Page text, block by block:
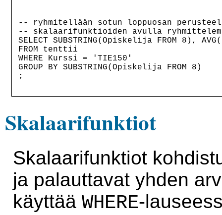
-- ryhmitellään sotun loppuosan
-- skalaarifunktioiden avulla
SELECT SUBSTRING(Opiskelija FROM 8),
FROM tenttii
WHERE Kurssi = 'TIE150'
GROUP BY SUBSTRING(Opiskelija FROM 8)
;
Skalaarifunktiot
Skalaarifunktiot
ja palauttavat yhden
käyttää WHERE-